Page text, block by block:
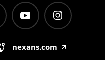
nexans.com 🡥